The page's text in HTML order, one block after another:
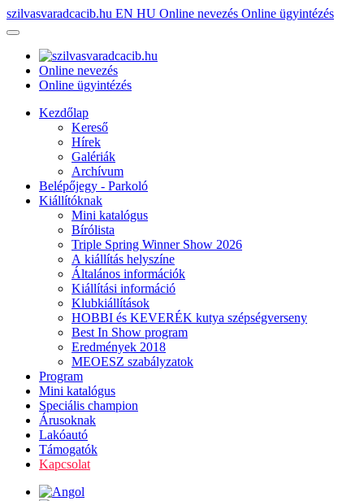
szilvasvaradcacib.hu EN HU Online nevezés Online ügyintézés
Online nevezés
Online ügyintézés
Kezdőlap
Kereső
Hírek
Galériák
Archívum
Belépőjegy - Parkoló
Kiállítóknak
Mini katalógus
Bírólista
Triple Spring Winner Show 2026
A kiállítás helyszíne
Általános információk
Kiállítási információ
Klubkiállítások
HOBBI és KEVERÉK kutya szépségverseny
Best In Show program
Eredmények 2018
MEOESZ szabályzatok
Program
Mini katalógus
Speciális champion
Árusoknak
Lakóautó
Támogatók
Kapcsolat